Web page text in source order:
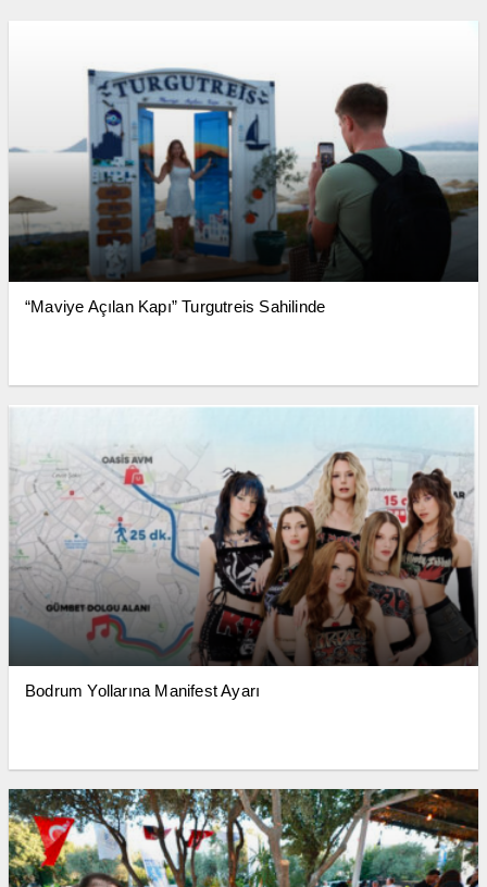
“Maviye Açılan Kapı” Turgutreis Sahilinde
Bodrum Yollarına Manifest Ayarı